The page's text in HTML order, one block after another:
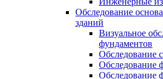
Обследование
зданий
Визуальное
фундаментов
Обследование
Обследование
Обследование